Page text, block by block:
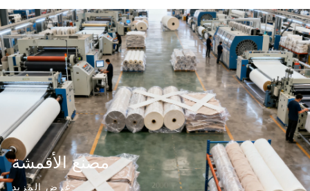
مصنع الأقمشة
عرض المزيد